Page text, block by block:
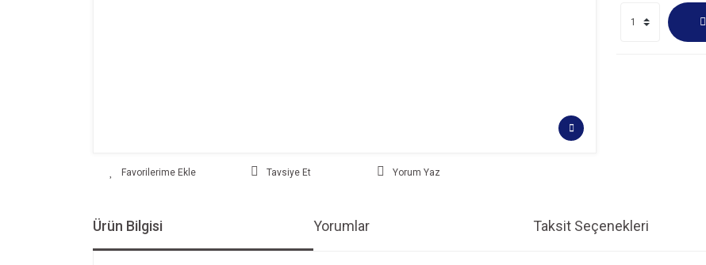
Tavsiye Et Yorum Yaz
Ürün Bilgisi Yorumlar Taksit Seçenekleri